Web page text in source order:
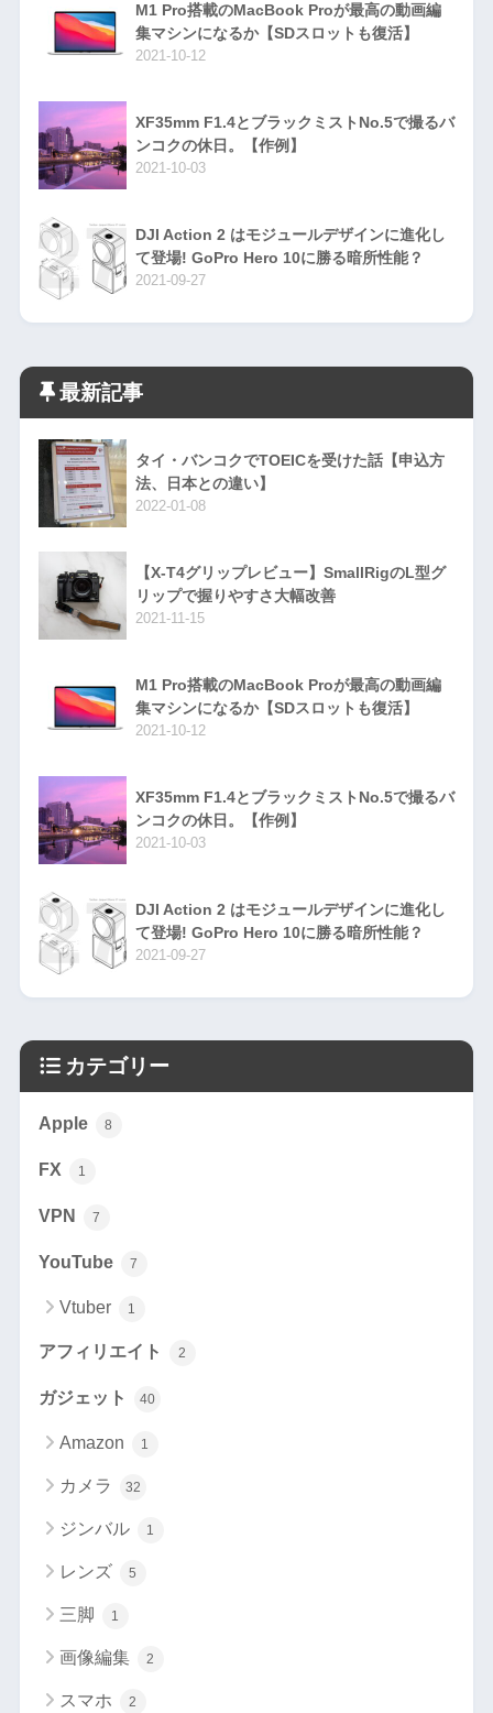
M1 Pro搭載のMacBook Proが最高の動画編
集マシンになるか【SDスロットも復活】
2021-10-12
XF35mm F1.4とブラックミストNo.5で撮るバ
ンコクの休日。【作例】
2021-10-03
DJI Action 2 はモジュールデザインに進化し
て登場! GoPro Hero 10に勝る暗所性能？
2021-09-27
最新記事
タイ・バンコクでTOEICを受けた話【申込方
法、日本との違い】
2022-01-08
【X-T4グリップレビュー】SmallRigのL型グ
リップで握りやすさ大幅改善
2021-11-15
M1 Pro搭載のMacBook Proが最高の動画編
集マシンになるか【SDスロットも復活】
2021-10-12
XF35mm F1.4とブラックミストNo.5で撮るバ
ンコクの休日。【作例】
2021-10-03
DJI Action 2 はモジュールデザインに進化し
て登場! GoPro Hero 10に勝る暗所性能？
2021-09-27
カテゴリー
Apple 8
FX 1
VPN 7
YouTube 7
Vtuber 1
アフィリエイト 2
ガジェット 40
Amazon 1
カメラ 32
ジンバル 1
レンズ 5
三脚 1
画像編集 2
スマホ 2